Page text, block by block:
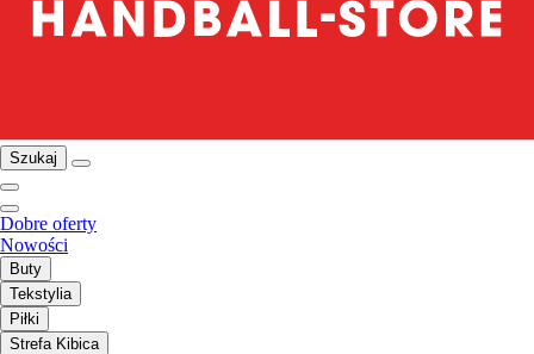
Szukaj
Dobre oferty
Nowości
Buty
Tekstylia
Piłki
Strefa Kibica